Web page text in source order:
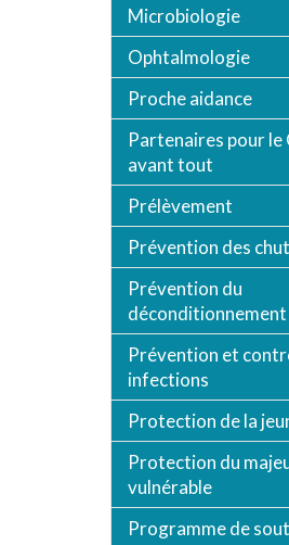
Microbiologie
Ophtalmologie
Proche aidance
Partenaires pour le
avant tout
Prélèvement
Prévention des
Prévention du
déconditionnement
Prévention et
infections
Protection de la
Protection du
vulnérable
Programme de